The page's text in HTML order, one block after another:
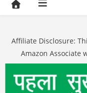
Affiliate Disclosure:
Amazon Associate